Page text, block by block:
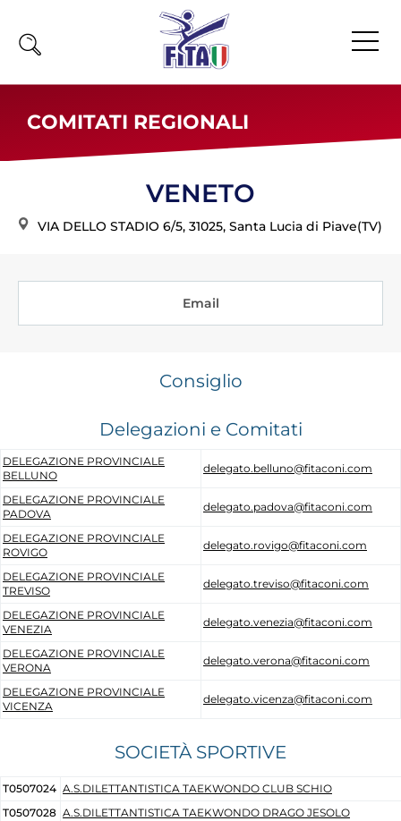
Atleti
Atleti Poomsae e Freestyle
Tesseramento
Licenze WT
Formazione
Amministrazione
Salute
Rivista Olympic Dream
Cookie policy
COMITATI REGIONALI
VENETO
VIA DELLO STADIO 6/5, 31025, Santa Lucia di Piave(TV)
Email
Consiglio
Delegazioni e Comitati
DELEGAZIONE PROVINCIALE
BELLUNO
delegato.belluno@fitaconi.com
DELEGAZIONE PROVINCIALE
PADOVA
delegato.padova@fitaconi.com
DELEGAZIONE PROVINCIALE
ROVIGO
delegato.rovigo@fitaconi.com
DELEGAZIONE PROVINCIALE
TREVISO
delegato.treviso@fitaconi.com
DELEGAZIONE PROVINCIALE
VENEZIA
delegato.venezia@fitaconi.com
DELEGAZIONE PROVINCIALE
VERONA
delegato.verona@fitaconi.com
DELEGAZIONE PROVINCIALE
VICENZA
delegato.vicenza@fitaconi.com
SOCIETÀ SPORTIVE
T0507024 A.S.DILETTANTISTICA TAEKWONDO CLUB SCHIO
T0507028 A.S.DILETTANTISTICA TAEKWONDO DRAGO JESOLO